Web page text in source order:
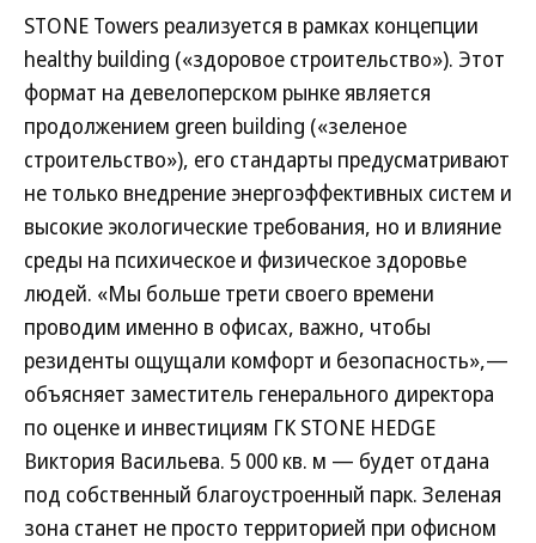
STONE Towers реализуется в рамках концепции
healthy building («здоровое строительство»). Этот
формат на девелоперском рынке является
продолжением green building («зеленое
строительство»), его стандарты предусматривают
не только внедрение энергоэффективных систем и
высокие экологические требования, но и влияние
среды на психическое и физическое здоровье
людей. «Мы больше трети своего времени
проводим именно в офисах, важно, чтобы
резиденты ощущали комфорт и безопасность»,—
объясняет заместитель генерального директора
по оценке и инвестициям ГК STONE HEDGE
Виктория Васильева. 5 000 кв. м — будет отдана
под собственный благоустроенный парк. Зеленая
зона станет не просто территорией при офисном